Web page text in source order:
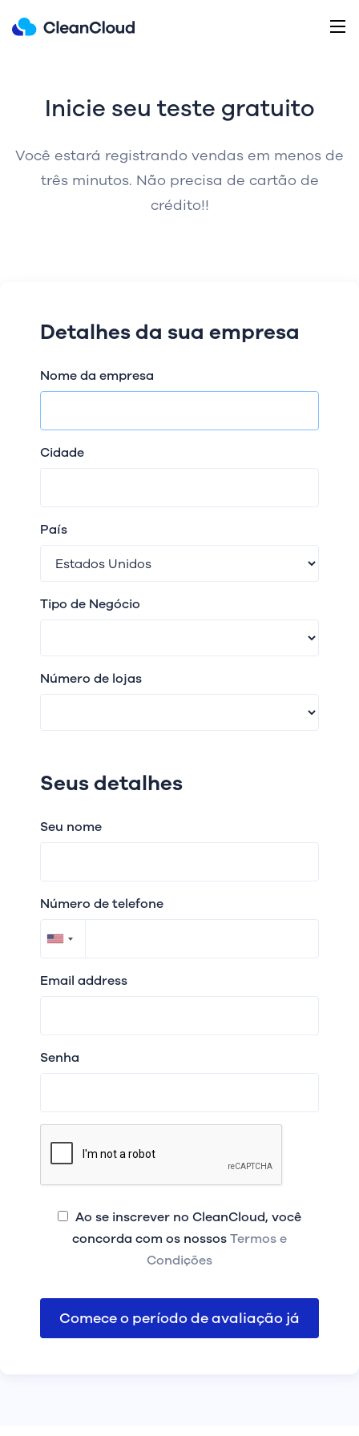
Inicie seu teste gratuito
Você estará registrando vendas em menos de
três minutos. Não precisa de cartão de
crédito!!
Detalhes da sua empresa
Nome da empresa
Cidade
País
Tipo de Negócio
Número de lojas
Seus detalhes
Seu nome
Número de telefone
Email address
Senha
Ao se inscrever no CleanCloud, você
concorda com os nossosTermos e
Condições
Comece o período de avaliação já